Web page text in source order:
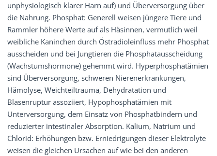
unphysiologisch klarer Harn auf) und Überversorgung über
die Nahrung. Phosphat: Generell weisen jüngere Tiere und
Rammler höhere Werte auf als Häsinnen, vermutlich weil
weibliche Kaninchen durch Östradioleinfluss mehr Phosphat
ausscheiden und bei Jungtieren die Phosphatausscheidung
(Wachstumshormone) gehemmt wird. Hyperphosphatämien
sind Überversorgung, schweren Nierenerkrankungen,
Hämolyse, Weichteiltrauma, Dehydratation und
Blasenruptur assoziiert, Hypophosphatämien mit
Unterversorgung, dem Einsatz von Phosphatbindern und
reduzierter intestinaler Absorption. Kalium, Natrium und
Chlorid: Erhöhungen bzw. Erniedrigungen dieser Elektrolyte
weisen die gleichen Ursachen auf wie bei den anderen